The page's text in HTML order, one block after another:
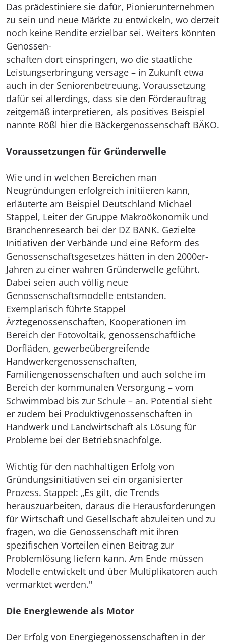
Das prädestiniere sie dafür, Pionierunternehmen
zu sein und neue Märkte zu entwickeln, wo derzeit
noch keine Rendite erzielbar sei. Weiters könnten
Genossen-
schaften dort einspringen, wo die staatliche
Leistungserbringung versage – in Zukunft etwa
auch in der Seniorenbetreuung. Voraussetzung
dafür sei allerdings, dass sie den Förderauftrag
zeitgemäß interpretieren, als positives Beispiel
nannte Rößl hier die Bäckergenossenschaft BÄKO.
Voraussetzungen für Gründerwelle
Wie und in welchen Bereichen man
Neugründungen erfolgreich initiieren kann,
erläuterte am Beispiel Deutschland Michael
Stappel, Leiter der Gruppe Makroökonomik und
Branchenresearch bei der DZ BANK. Gezielte
Initiativen der Verbände und eine Reform des
Genossenschaftsgesetzes hätten in den 2000er-
Jahren zu einer wahren Gründerwelle geführt.
Dabei seien auch völlig neue
Genossenschaftsmodelle entstanden.
Exemplarisch führte Stappel
Ärztegenossenschaften, Kooperationen im
Bereich der Fotovoltaik, genossenschaftliche
Dorfläden, gewerbeübergreifende
Handwerkergenossenschaften,
Familiengenossenschaften und auch solche im
Bereich der kommunalen Versorgung – vom
Schwimmbad bis zur Schule – an. Potential sieht
er zudem bei Produktivgenossenschaften in
Handwerk und Landwirtschaft als Lösung für
Probleme bei der Betriebsnachfolge.
Wichtig für den nachhaltigen Erfolg von
Gründungsinitiativen sei ein organisierter
Prozess. Stappel: „Es gilt, die Trends
herauszuarbeiten, daraus die Herausforderungen
für Wirtschaft und Gesellschaft abzuleiten und zu
fragen, wo die Genossenschaft mit ihren
spezifischen Vorteilen einen Beitrag zur
Problemlösung liefern kann. Am Ende müssen
Modelle entwickelt und über Multiplikatoren auch
vermarktet werden."
Die Energiewende als Motor
Der Erfolg von Energiegenossenschaften in der